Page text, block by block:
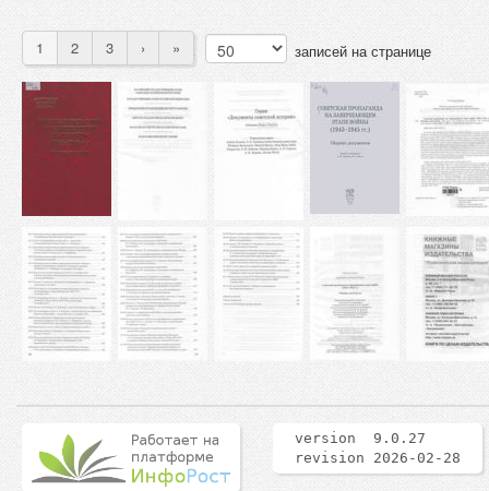
1 2 3 › » записей на странице
version 9.0.27
revision 2026-02-28